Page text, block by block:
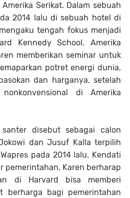
Serikat. Dalam sebuah
2014 lalu di sebuah hotel di
tengah fokus menjadi
Kennedy School, Amerika
memberikan seminar untuk
potret energi dunia,
dan harganya, setelah
di Amerika
disebut sebagai calon
dan Jusuf Kalla terpilih
pada 2014 lalu. Kendati
pemerintahan, Karen berharap
di Harvard bisa memberi
berharga bagi pemerintahan